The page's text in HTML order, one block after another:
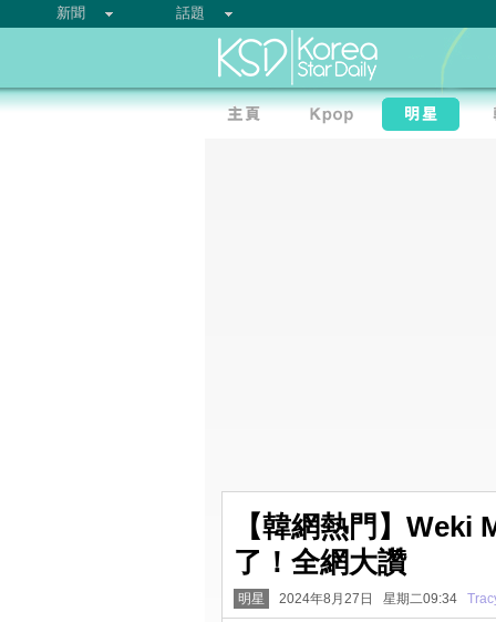
新聞 話題
【韓網熱門】Weki
了！全網大讚
明星 2024年8月27日 星期二09:34